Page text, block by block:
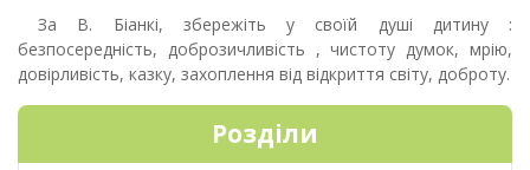
За В. Біанкі, збережіть у своїй душі дитину :
безпосередність, доброзичливість , чистоту думок, мрію,
довірливість, казку, захоплення від відкриття світу, доброту.
Розділи